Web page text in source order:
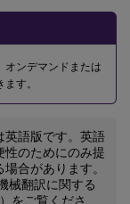
オンデマンドまたは
す。
英語版です。英語
性のためにのみ提
合があります。
械翻訳に関する
をご覧くださ